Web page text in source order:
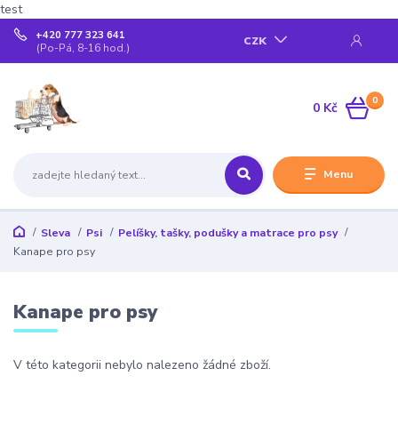
test
Menu
CZK
+420 777 323 641
(Po-Pá, 8-16 hod.)
0
0 Kč
Sleva Psi
Pelíšky, tašky, podušky a matrace pro psy
Kanape pro psy
Kanape pro psy
V této kategorii nebylo nalezeno žádné zboží.